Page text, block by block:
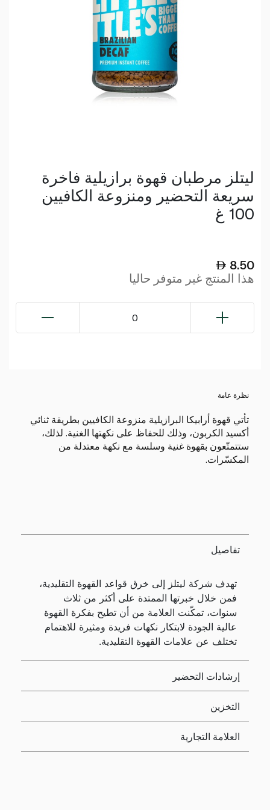
ليتلز مرطبان قهوة برازيلية فاخرة
سريعة التحضير ومنزوعة الكافيين
100 غ
8.50
هذا المنتج غير متوفر حاليا
0
نظرة عامة
تأتي قهوة أرابيكا البرازيلية منزوعة الكافيين بطريقة ثنائي
أكسيد الكربون، وذلك للحفاظ على نكهتها الغنية. لذلك،
ستتمتّعون بقهوة غنية وسلسة مع نكهة معتدلة من
المكسّرات.
تفاصيل
تهدف شركة ليتلز إلى خرق قواعد القهوة التقليدية،
فمن خلال خبرتها الممتدة على أكثر من ثلاث
سنوات، تمكّنت العلامة من أن تطيح بفكرة القهوة
عالية الجودة لابتكار نكهات فريدة ومثيرة للاهتمام
تختلف عن علامات القهوة التقليدية.
إرشادات التحضير
التخزين
العلامة التجارية